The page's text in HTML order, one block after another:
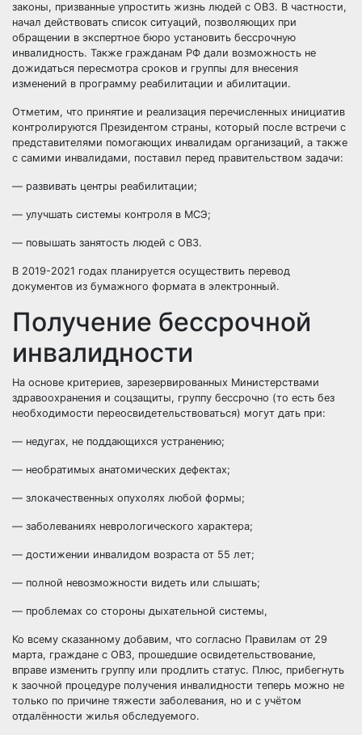
законы, призванные упростить жизнь людей с ОВЗ. В частности,
начал действовать список ситуаций, позволяющих при
обращении в экспертное бюро установить бессрочную
инвалидность. Также гражданам РФ дали возможность не
дожидаться пересмотра сроков и группы для внесения
изменений в программу реабилитации и абилитации.
Отметим, что принятие и реализация перечисленных инициатив
контролируются Президентом страны, который после встречи с
представителями помогающих инвалидам организаций, а также
с самими инвалидами, поставил перед правительством задачи:
— развивать центры реабилитации;
— улучшать системы контроля в МСЭ;
— повышать занятость людей с ОВЗ.
В 2019-2021 годах планируется осуществить перевод
документов из бумажного формата в электронный.
Получение бессрочной
инвалидности
На основе критериев, зарезервированных Министерствами
здравоохранения и соцзащиты, группу бессрочно (то есть без
необходимости переосвидетельствоваться) могут дать при:
— недугах, не поддающихся устранению;
— необратимых анатомических дефектах;
— злокачественных опухолях любой формы;
— заболеваниях неврологического характера;
— достижении инвалидом возраста от 55 лет;
— полной невозможности видеть или слышать;
— проблемах со стороны дыхательной системы,
Ко всему сказанному добавим, что согласно Правилам от 29
марта, граждане с ОВЗ, прошедшие освидетельствование,
вправе изменить группу или продлить статус. Плюс, прибегнуть
к заочной процедуре получения инвалидности теперь можно не
только по причине тяжести заболевания, но и с учётом
отдалённости жилья обследуемого.